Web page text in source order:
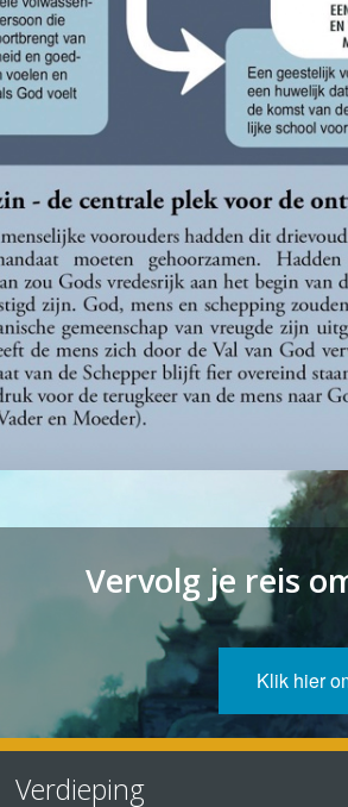
Vervolg je reis
Klik hier
Verdieping